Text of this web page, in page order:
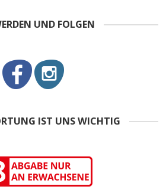
UND FOLGEN
IST UNS WICHTIG